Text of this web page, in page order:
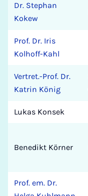
Dr. Stephan
Kokew
Prof. Dr. Iris
Kolhoff-Kahl
Vertret.-Prof. Dr.
Katrin König
Lukas Konsek
Benedikt Körner
Prof. em. Dr.